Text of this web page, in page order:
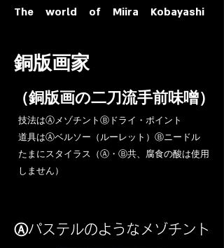
The world of Miira Kobayashi
​銅版画家
​（銅版画の二刀流手前味噌）
​技法はⒶメゾチントⒷドライ・ポイント
道具はⒶベルソー（ルーレット）Ⓑニードル
​たまにスタイラス（Ⓐ・Ⓑ共、腐食の酸は使用
しません）
Ⓐパステルのようなメゾチント